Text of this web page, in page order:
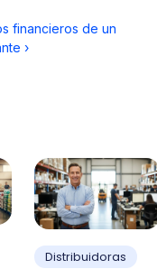
financieros de un
›
Distribuidoras